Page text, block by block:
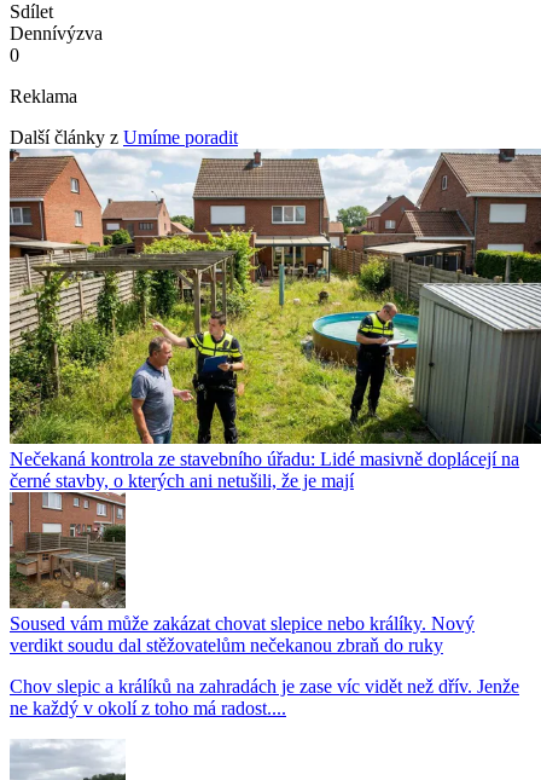
Sdílet
Dennívýzva
0
Reklama
Další články z Umíme poradit
Nečekaná kontrola ze stavebního úřadu: Lidé masivně doplácejí na
černé stavby, o kterých ani netušili, že je mají
Soused vám může zakázat chovat slepice nebo králíky. Nový
verdikt soudu dal stěžovatelům nečekanou zbraň do ruky
Chov slepic a králíků na zahradách je zase víc vidět než dřív. Jenže
ne každý v okolí z toho má radost....